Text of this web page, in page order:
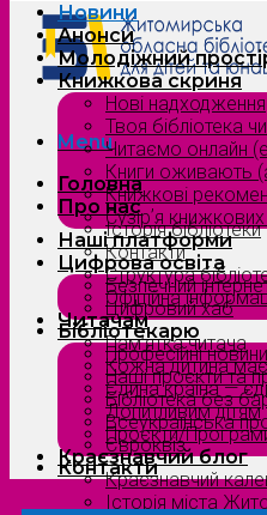
Menu
Головна
Про нас
Історія бібліотеки
Контакти
Структура
Офіційна
Читачам
Пам’ятка читача
Кожна дитина
Єдина країна —
Допитливим дітям
Проєкти/
Краєзнавчий блог
Краєзнавчий
Історія міста
Новини
Анонси
Молодіжний
Книжкова скриня
Нові надходження
Твоя бібліотека
Читаємо онлайн
Книги оживають
Книжкові
Сузірʼя книжкових
Наші платформи
Цифрова освіта
Безпечний
Цифровий хаб
Бібліотекарю
Професійні новини
Наші проєкти та
Бібліотека без
Всеукраїнська
Євроквіз
Контакти